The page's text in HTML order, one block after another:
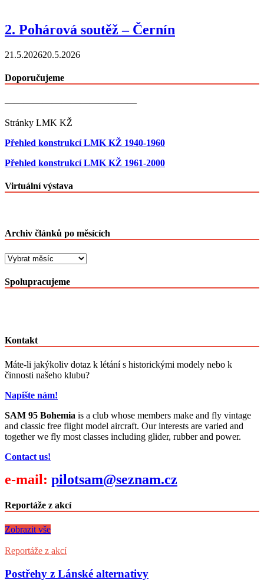
2. Pohárová soutěž – Černín
21.5.202620.5.2026
Doporučujeme
——————————————
Stránky LMK KŽ
Přehled konstrukcí LMK KŽ 1940-1960
Přehled konstrukcí LMK KŽ 1961-2000
Virtuální výstava
Archiv článků po měsících
Archiv
po
měsících
Spolupracujeme
Kontakt
Máte-li jakýkoliv dotaz k létání s historickými modely nebo k
činnosti našeho klubu?
Napište nám!
SAM 95 Bohemia is a club whose members make and fly vintage
and classic free flight model aircraft. Our interests are varied and
together we fly most classes including glider, rubber and power.
Contact us!
e-mail: pilotsam@seznam.cz
Reportáže z akcí
Zobrazit vše
Reportáže z akcí
Postřehy z Lánské alternativy